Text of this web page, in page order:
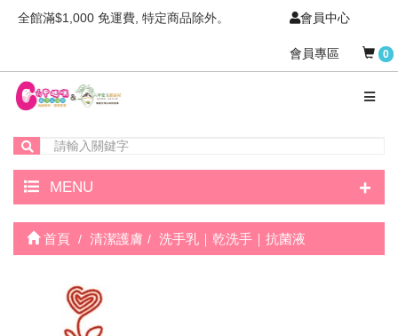
全館滿$1,000 免運費, 特定商品除外。 會員中心
會員專區 0
MENU +
首頁 清潔護膚 洗手乳｜乾洗手｜抗菌液